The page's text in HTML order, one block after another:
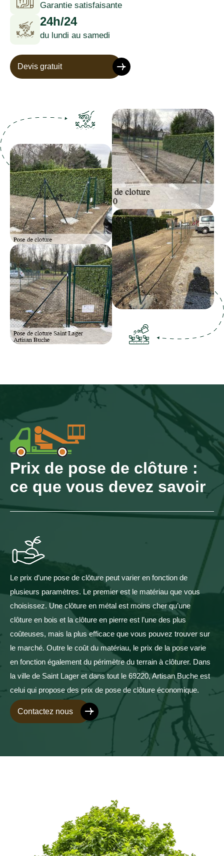
Garantie satisfaisante
24h/24
du lundi au samedi
Devis gratuit
Prix de pose de clôture :
ce que vous devez savoir
Le prix d’une pose de clôture peut varier en fonction de
plusieurs paramètres. Le premier est le matériau que vous
choisissez. Une clôture en métal est moins cher qu’une
clôture en bois et la clôture en pierre est l’une des plus
coûteuses, mais la plus efficace que vous pouvez trouver sur
le marché. Outre le coût du matériau, le prix de la pose varie
en fonction également du périmètre du terrain à clôturer. Dans
la ville de Saint Lager et dans tout le 69220, Artisan Buche est
celui qui propose des prix de pose de clôture économique.
Contactez nous